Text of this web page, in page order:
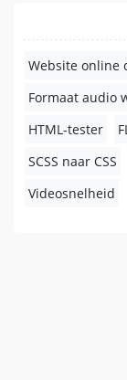
Website online
Formaat audio
HTML-tester
SCSS naar CSS
Videosnelheid